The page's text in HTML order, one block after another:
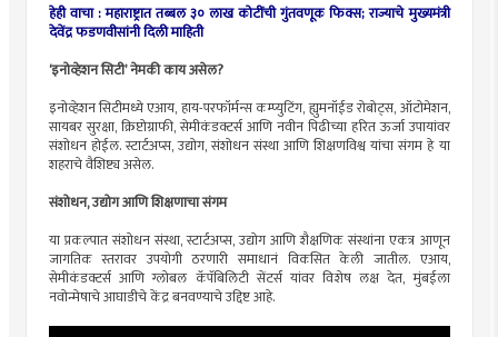
हेही वाचा :महाराष्ट्रात तब्बल ३० लाख कोटींची गुंतवणूक फिक्स; राज्याचे मुख्यमंत्री
देवेंद्र फडणवीसांनी दिली माहिती
‘इनोव्हेशन सिटी’ नेमकी काय असेल?
इनोव्हेशन सिटीमध्ये एआय, हाय-परफॉर्मन्स कम्प्युटिंग, ह्युमनॉईड रोबोट्स, ऑटोमेशन,
सायबर सुरक्षा, क्रिप्टोग्राफी, सेमीकंडक्टर्स आणि नवीन पिढीच्या हरित ऊर्जा उपायांवर
संशोधन होईल. स्टार्टअप्स, उद्योग, संशोधन संस्था आणि शिक्षणविश्व यांचा संगम हे या
शहराचे वैशिष्ट्य असेल.
संशोधन, उद्योग आणि शिक्षणाचा संगम
या प्रकल्पात संशोधन संस्था, स्टार्टअप्स, उद्योग आणि शैक्षणिक संस्थांना एकत्र आणून
जागतिक स्तरावर उपयोगी ठरणारी समाधानं विकसित केली जातील. एआय,
सेमीकंडक्टर्स आणि ग्लोबल कॅपॅबिलिटी सेंटर्स यांवर विशेष लक्ष देत, मुंबईला
नवोन्मेषाचे आघाडीचे केंद्र बनवण्याचे उद्दिष्ट आहे.